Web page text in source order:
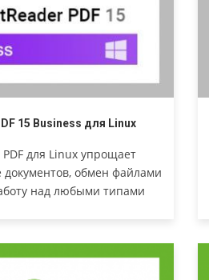
15 Business для Linux
для Linux упрощает
документов, обмен файлами
над любыми типами